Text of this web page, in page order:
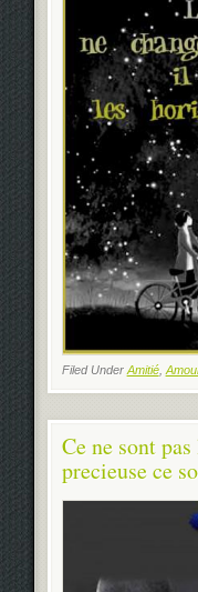
Filed Under Amitié,
Ce ne sont
precieuse ce